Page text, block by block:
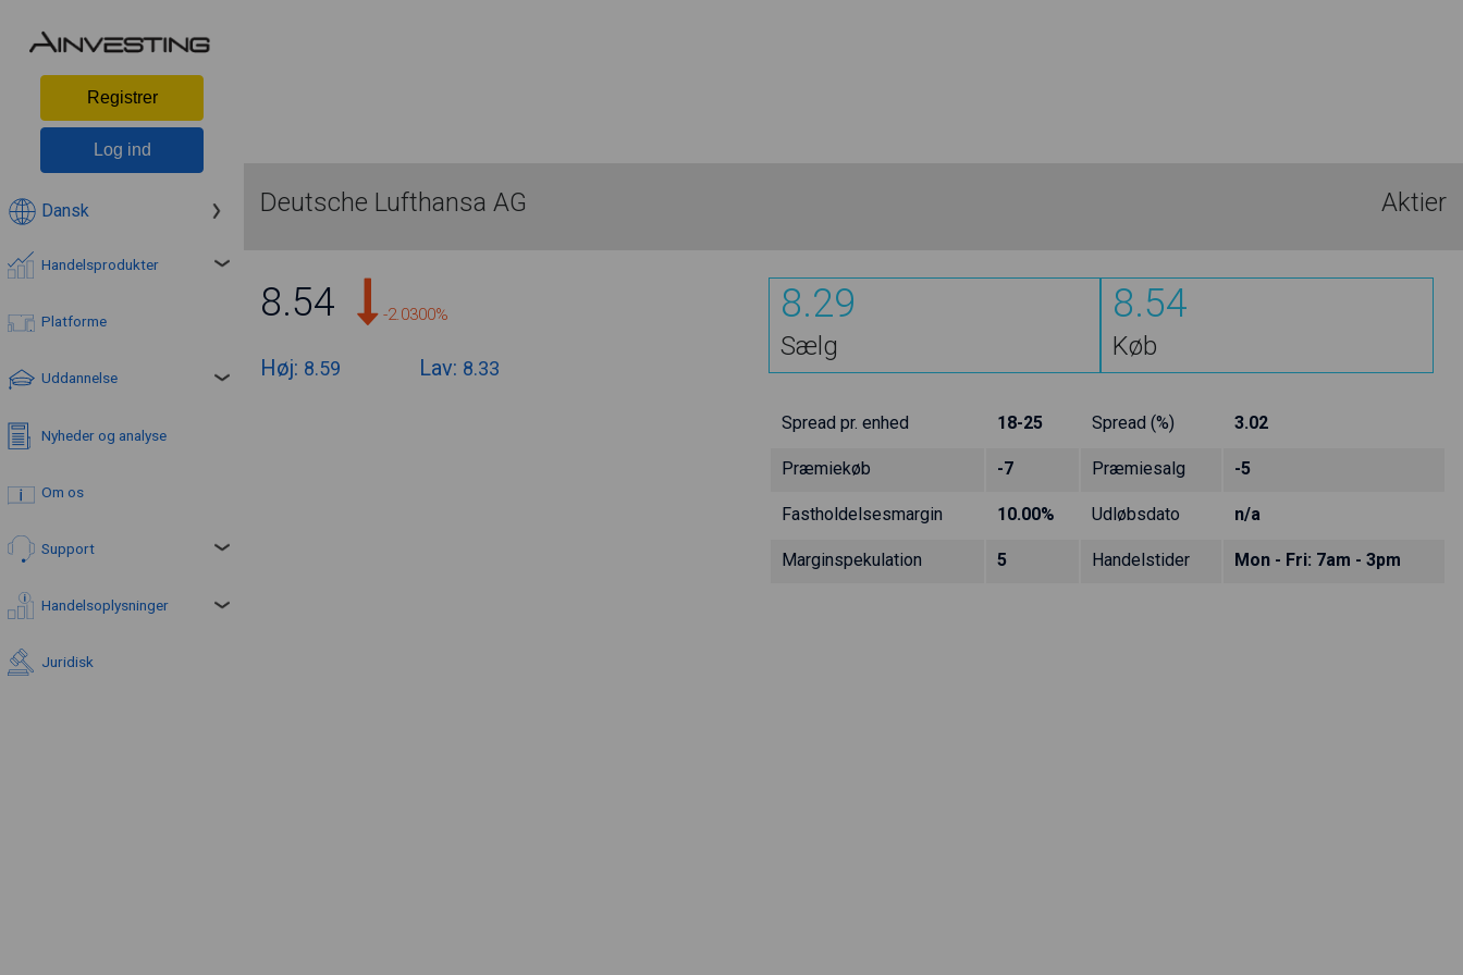
Registrer
Log ind
Dansk
Handelsprodukter
Platforme
Uddannelse
Nyheder og analyse
Om os
Support
Handelsoplysninger
Juridisk
Deutsche Lufthansa AG Aktier
8.54 -2.0300%
Høj: 8.59 Lav: 8.33
8.29
Sælg
8.54
Køb
Spread pr. enhed 18-25 Spread (%) 3.02
Præmiekøb -7 Præmiesalg -5
Fastholdelsesmargin 10.00% Udløbsdato n/a
Marginspekulation 5 Handelstider Mon - Fri: 7am - 3pm